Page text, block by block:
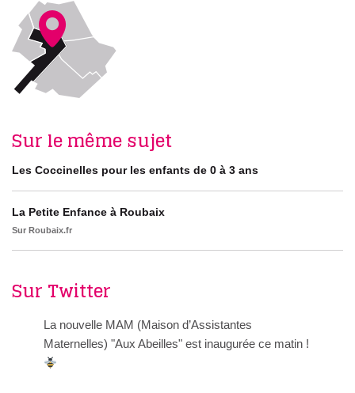
Sur le même sujet
Les Coccinelles pour les enfants de 0 à 3 ans
La Petite Enfance à Roubaix
Sur Roubaix.fr
Sur Twitter
La nouvelle MAM (Maison d’Assistantes
Maternelles) "Aux Abeilles" est inaugurée ce matin !